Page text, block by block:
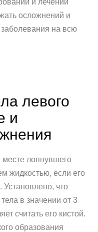
и лечении
осложнений и
заболевания на всю
левого
и
месте лопнувшего
жидкостью, если его
Установлено, что
в значении от 3
считать его кистой.
образования